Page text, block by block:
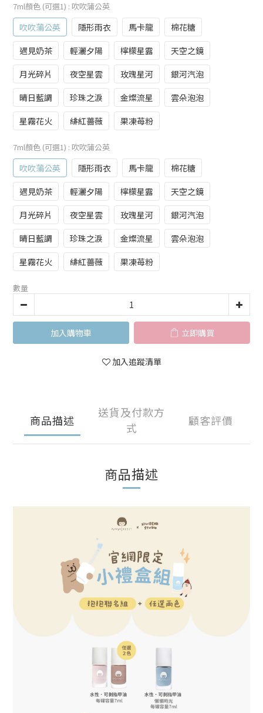
7ml顏色 (可選1) : 吹吹蒲公英
吹吹蒲公英 隱形雨衣 馬卡龍
棉花糖
遇見奶茶
輕灑夕陽 檸檬星露
天空之鏡
月光碎片
夜空星雲 玫瑰星河
銀河汽泡
晴日藍調
珍珠之淚 金燦流星
雲朵泡泡
星霧花火
緋紅薔薇 果凍苺粉
7ml顏色 (可選1) : 吹吹蒲公英
吹吹蒲公英 隱形雨衣 馬卡龍
棉花糖
遇見奶茶
輕灑夕陽 檸檬星露
天空之鏡
月光碎片
夜空星雲 玫瑰星河
銀河汽泡
晴日藍調
珍珠之淚 金燦流星
雲朵泡泡
星霧花火
緋紅薔薇 果凍苺粉
數量
加入購物車 立即購買
加入追蹤清單
商品描述
送貨及付款方
式
顧客評價
商品描述